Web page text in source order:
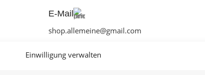
Einwilligung verwalten
E-Mail
shop.allemeine@gmail.com